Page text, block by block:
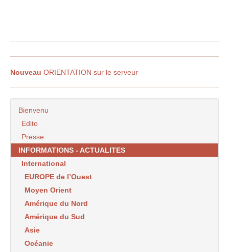
Nouveau ORIENTATION sur le serveur
Bienvenu
Edito
Presse
INFORMATIONS - ACTUALITES
International
EUROPE de l’Ouest
Moyen Orient
Amérique du Nord
Amérique du Sud
Asie
Océanie